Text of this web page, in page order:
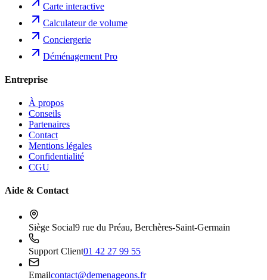
Carte interactive
Calculateur de volume
Conciergerie
Déménagement Pro
Entreprise
À propos
Conseils
Partenaires
Contact
Mentions légales
Confidentialité
CGU
Aide & Contact
Siège Social9 rue du Préau, Berchères-Saint-Germain
Support Client01 42 27 99 55
Emailcontact@demenageons.fr